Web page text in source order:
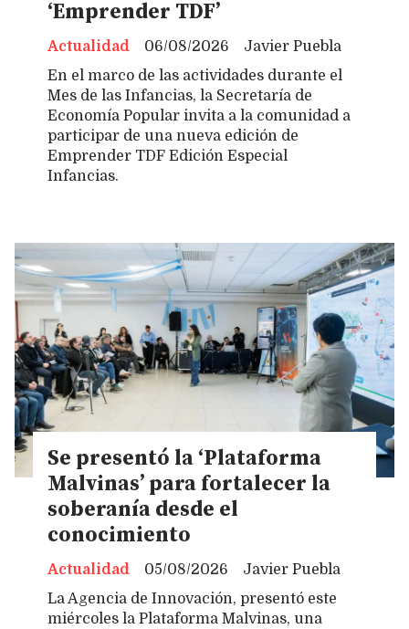
‘Emprender TDF’
Javier Puebla
Actualidad
06/08/2026
En el marco de las actividades durante el
Mes de las Infancias, la Secretaría de
Economía Popular invita a la comunidad a
participar de una nueva edición de
Emprender TDF Edición Especial
Infancias.
Se presentó la ‘Plataforma
Malvinas’ para fortalecer la
soberanía desde el
conocimiento
Javier Puebla
Actualidad
05/08/2026
La Agencia de Innovación, presentó este
miércoles la Plataforma Malvinas, una